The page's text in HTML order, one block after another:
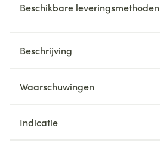
Beschikbare leveringsmethoden
Beschrijving
Waarschuwingen
Indicatie